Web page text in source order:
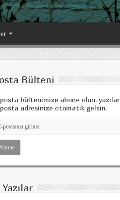
Bülteni
bültenimize abone olun, yazılar
adresinize otomatik gelsin.